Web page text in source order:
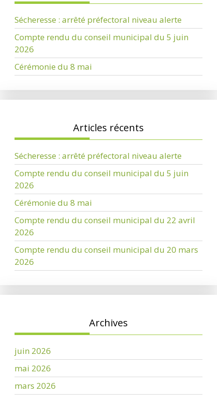
Sécheresse : arrêté préfectoral niveau alerte
Compte rendu du conseil municipal du 5 juin
2026
Cérémonie du 8 mai
Articles récents
Sécheresse : arrêté préfectoral niveau alerte
Compte rendu du conseil municipal du 5 juin
2026
Cérémonie du 8 mai
Compte rendu du conseil municipal du 22 avril
2026
Compte rendu du conseil municipal du 20 mars
2026
Archives
juin 2026
mai 2026
mars 2026